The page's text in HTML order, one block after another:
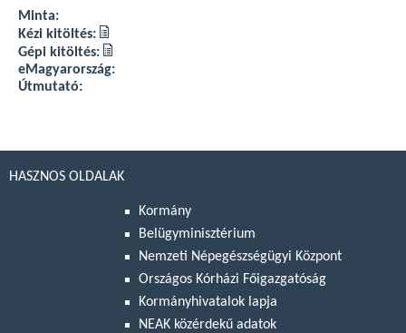
Minta:
Kézi kitöltés:
Gépi kitöltés:
eMagyarország:
Útmutató:
HASZNOS OLDALAK
Kormány
Belügyminisztérium
Nemzeti Népegészségügyi Központ
Országos Kórházi Főigazgatóság
Kormányhivatalok lapja
NEAK közérdekű adatok